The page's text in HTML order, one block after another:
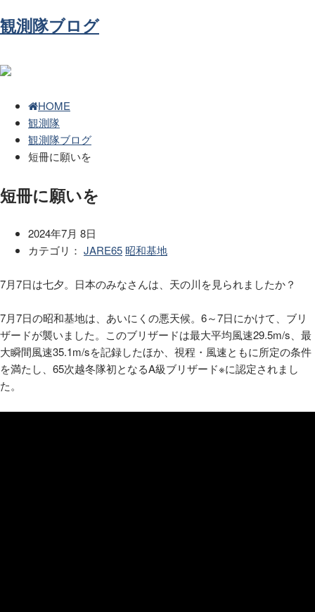
観測隊ブログ
HOME
観測隊
観測隊ブログ
短冊に願いを
短冊に願いを
2024年7月 8日
カテゴリ： JARE65 昭和基地
7月7日は七夕。日本のみなさんは、天の川を見られましたか？
7月7日の昭和基地は、あいにくの悪天候。6～7日にかけて、ブリ
ザードが襲いました。このブリザードは最大平均風速29.5m/s、最
大瞬間風速35.1m/sを記録したほか、視程・風速ともに所定の条件
を満たし、65次越冬隊初となるA級ブリザード※に認定されまし
た。